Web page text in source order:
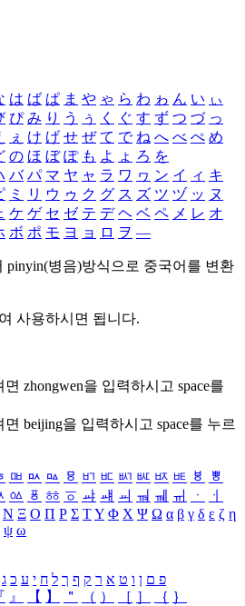
は ば ぱ ま や ゃ ら わ ゎ ん い ぃ
ぴ み り う ぅ く ぐ す ず つ づ っ
ぇ け げ せ ぜ て で ね へ べ ぺ め
の ほ ぼ ぽ も よ ょ ろ を
バ パ マ ヤ ャ ラ ワ ヮ ン イ ィ キ
ミ リ ウ ゥ ク グ ス ズ ツ ヅ ッ ヌ
ケ ゲ セ ゼ テ デ ヘ ベ ペ メ レ オ
ボ ポ モ ヨ ョ ロ ヲ ―
pinyin(병음)방식으로 중국어를 변환
사용하시면 됩니다.
면 zhongwen을 입력하시고 space를
면 beijing을 입력하시고 space를 누르
ㅮ ㅯ ㅰ ㅱ ㅲ ㅳ ㅴ ㅵ ㅶ ㅷ ㅸ
ㅹ
ㆃ ㆄ ㆅ ㆆ ㆇ ㆈ ㆉ ㆊ ㆋ ㆌ ㆍ
ㆎ
Ν Ξ Ο Π Ρ Σ ΤΥ Φ Χ Ψ Ω α β γ δ ε ζ η
ψ ω
פ ם ן ו ט א ר ק ף ך ל ח י ע כ ג
』 【 】 ＂ （ ） ［ ］ ｛ ｝